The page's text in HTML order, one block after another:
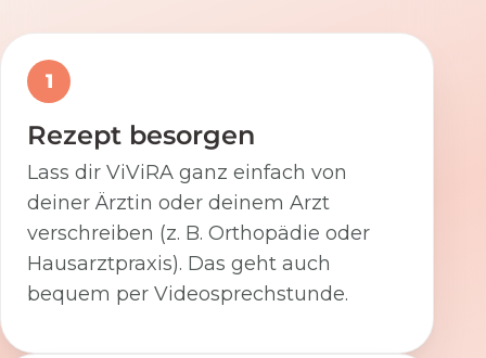
1
Rezept besorgen
Lass dir ViViRA ganz einfach von
deiner Ärztin oder deinem Arzt
verschreiben (z. B. Orthopädie oder
Hausarztpraxis). Das geht auch
bequem per Videosprechstunde.